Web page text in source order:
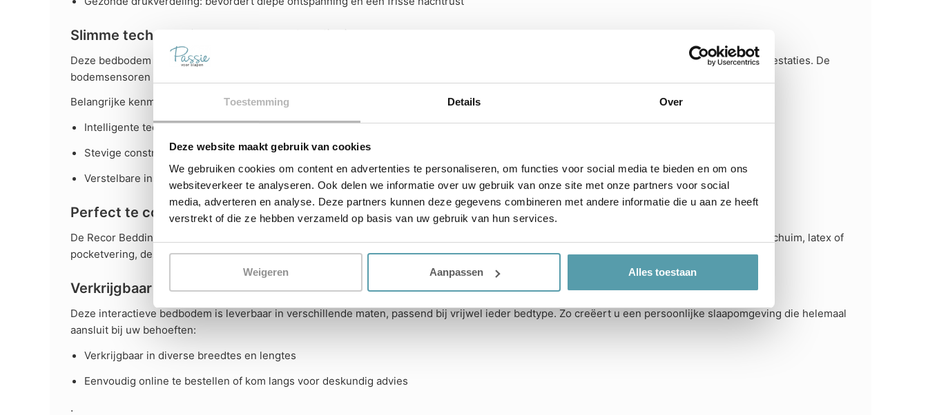
Toestemming Details Over
Deze website maakt gebruik van cookies
We gebruiken cookies om content en advertenties te personaliseren, om functies voor social media te bieden en om ons
websiteverkeer te analyseren. Ook delen we informatie over uw gebruik van onze site met onze partners voor social
media, adverteren en analyse. Deze partners kunnen deze gegevens combineren met andere informatie die u aan ze heeft
verstrekt of die ze hebben verzameld op basis van uw gebruik van hun services.
Weigeren Aanpassen Alles toestaan
Slimme technologie en duurzame kwaliteit
Deze bedbodem is voorzien van hoogwaardige technologie en duurzame materialen die garant staan voor jarenlang comfort en betrouwbare prestaties. De
bodemsensoren registreren uw bewegingen en ondersteunen precies daar waar nodig, nacht na nacht.
Belangrijke kenmerken:
Intelligente technologie: past realtime ondersteuning aan uw slaappatroon aan
Stevige constructie: solide frame en duurzame onderdelen
Verstelbare instellingen: personaliseer uw slaapcomfort per lichaamsdeel
Perfect te combineren met matrassen en toppers
De Recor Bedding Interactieve Bedbodem 2‑motorig vormt een perfecte basis voor vrijwel elk matras uit ons assortiment. Of u kiest voor traagschuim, latex of
pocketvering, deze bodem ondersteunt uw matras optimaal voor totaalcomfort.
Verkrijgbaar in diverse formaten
Deze interactieve bedbodem is leverbaar in verschillende maten, passend bij vrijwel ieder bedtype. Zo creëert u een persoonlijke slaapomgeving die helemaal
aansluit bij uw behoeften:
Verkrijgbaar in diverse breedtes en lengtes
Eenvoudig online te bestellen of kom langs voor deskundig advies
.